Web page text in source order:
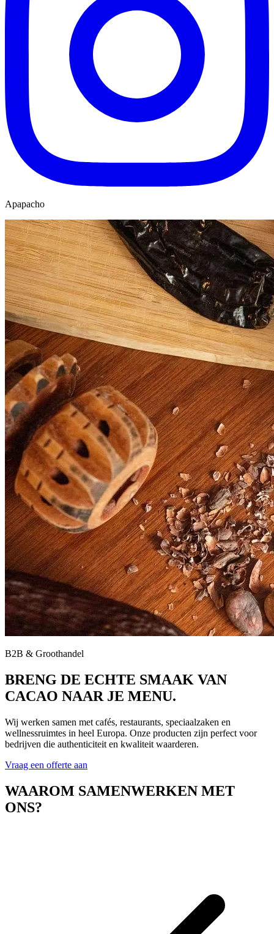
Apapacho
B2B & Groothandel
BRENG DE ECHTE SMAAK VAN
CACAO NAAR JE MENU.
Wij werken samen met cafés, restaurants, speciaalzaken en
wellnessruimtes in heel Europa. Onze producten zijn perfect voor
bedrijven die authenticiteit en kwaliteit waarderen.
Vraag een offerte aan
WAAROM SAMENWERKEN MET
ONS?